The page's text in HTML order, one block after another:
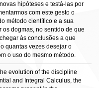
hipóteses e testá-las por
com este gesto o
método científico e a sua
dogmas, no sentido de que
às conclusões a que
quantas vezes desejar o
o uso do mesmo método.
evolution of the discipline
and Integral Calculus, the